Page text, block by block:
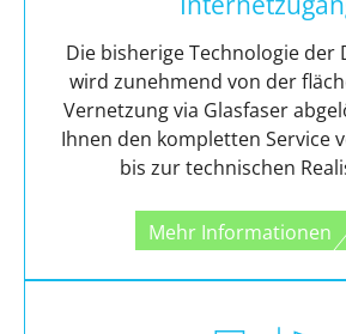
Die bisherige Technologie der
wird zunehmend von der
Vernetzung via Glasfaser
Ihnen den kompletten Service
bis zur technischen
Mehr Informationen